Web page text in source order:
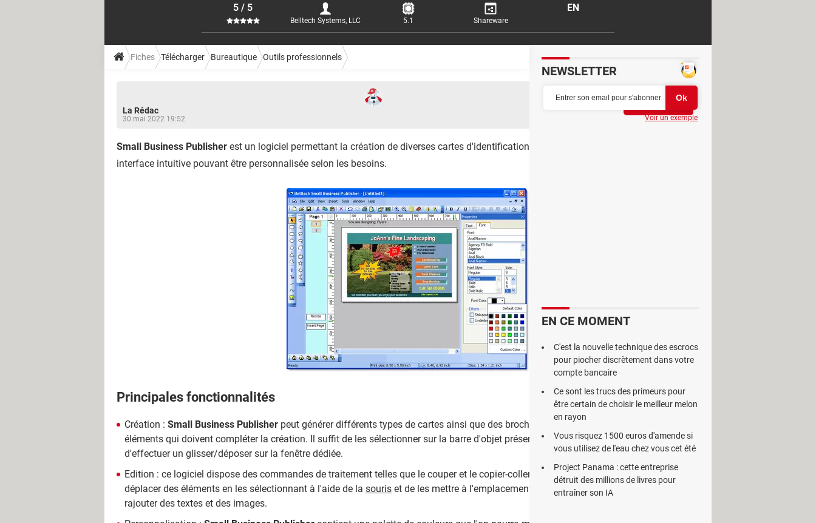
5 / 5
Belltech Systems, LLC 5.1 Shareware
EN
Fiches Télécharger Bureautique Outils professionnels
La Rédac
30 mai 2022 19:52
Small Business Publisher est un logiciel permettant la création de diverses cartes d'identification professionnelles. Il est doté d'une
interface intuitive pouvant être personnalisée selon les besoins.
Principales fonctionnalités
Création : Small Business Publisher peut générer différents types de cartes ainsi que des brochures. L'utilisateur doit choisir les divers
éléments qui doivent compléter la création. Il suffit de les sélectionner sur la barre d'objet présente sur l'interface principale et
d'effectuer un glisser/déposer sur la fenêtre dédiée.
Edition : ce logiciel dispose des commandes de traitement telles que le couper et le copier-coller. L'utilisateur aura la possibilité de
déplacer des éléments en les sélectionnant à l'aide de la souris et de les mettre à l'emplacement désiré. Il est également en mesure de
rajouter des textes et des images.
NEWSLETTER
Voir un exemple
EN CE MOMENT
C'est la nouvelle technique des escrocs
pour piocher discrètement dans votre
compte bancaire
Ce sont les trucs des primeurs pour
être certain de choisir le meilleur melon
en rayon
Vous risquez 1500 euros d'amende si
vous utilisez de l'eau chez vous cet été
Project Panama : cette entreprise
détruit des millions de livres pour
entraîner son IA